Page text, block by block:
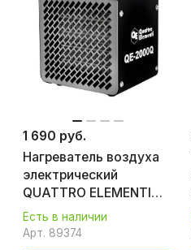
1 690 руб.
Нагреватель воздуха
электрический
QUATTRO ELEMENTI
QE-2000Q КУБ
(керамический)
Есть в наличии
Арт. 89374